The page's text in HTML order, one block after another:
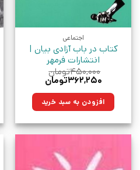
اجتماعی
کتاب در باب آزادی بیان |
انتشارات فرمهر
۴۵۰,۰۰۰تومان
قیمت
۴۵۰,۰۰۰تومان
بود.
۳۶۲,۲۵۰تومان
۳۶۲,۲۵۰تومان.افزودن به سبد خرید